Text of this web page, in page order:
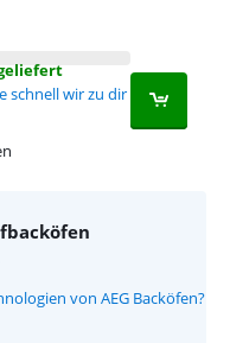
schnell wir zu dir
von AEG Backöfen?